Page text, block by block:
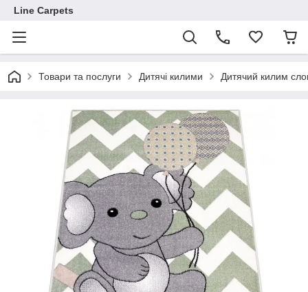
Line Carpets
Товари та послуги Дитячі килими Дитячий килим